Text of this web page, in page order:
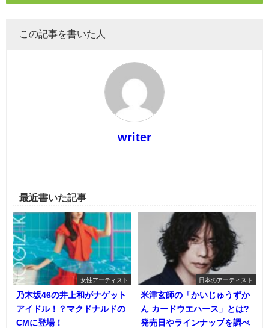
この記事を書いた人
writer
最近書いた記事
女性アーティスト
乃木坂46の井上和がナゲット
アイドル！？マクドナルドの
CMに登場！
日本のアーティスト
米津玄師の「かいじゅうずか
ん カードウエハース」とは?
発売日やラインナップを調べ